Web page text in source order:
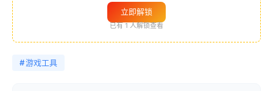
立即解锁
已有 1 人解锁查看
#游戏工具